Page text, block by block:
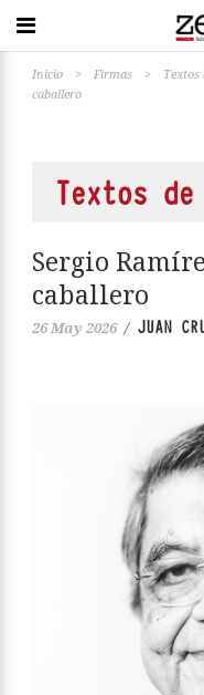
Inicio > Firmas >
caballero
Textos
Sergio
caballero
26 May 2026 / JUAN